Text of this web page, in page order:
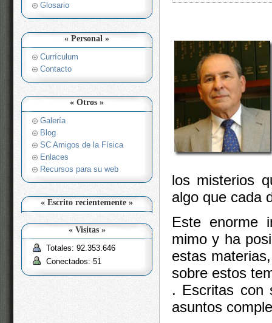
Glosario
« Personal »
Currículum
Contacto
« Otros »
Galería
Blog
SC Amigos de la Física
Enlaces
Recursos para su web
« Escrito recientemente »
« Visitas »
Totales: 92.353.646
Conectados: 51
los misterios
algo que cada
Este enorme
mimo y ha
estas
sobre estos
. Escritas con
asuntos